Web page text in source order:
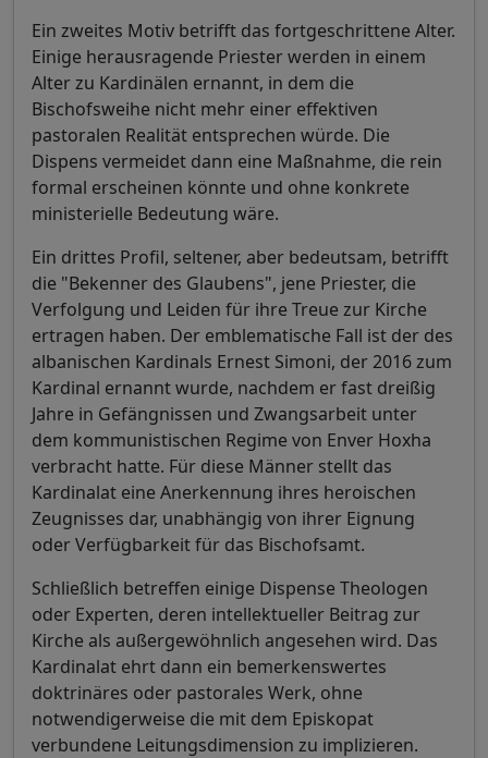
Ein zweites Motiv betrifft das fortgeschrittene Alter.
Einige herausragende Priester werden in einem
Alter zu Kardinälen ernannt, in dem die
Bischofsweihe nicht mehr einer effektiven
pastoralen Realität entsprechen würde. Die
Dispens vermeidet dann eine Maßnahme, die rein
formal erscheinen könnte und ohne konkrete
ministerielle Bedeutung wäre.
Ein drittes Profil, seltener, aber bedeutsam, betrifft
die "Bekenner des Glaubens", jene Priester, die
Verfolgung und Leiden für ihre Treue zur Kirche
ertragen haben. Der emblematische Fall ist der des
albanischen Kardinals Ernest Simoni, der 2016 zum
Kardinal ernannt wurde, nachdem er fast dreißig
Jahre in Gefängnissen und Zwangsarbeit unter
dem kommunistischen Regime von Enver Hoxha
verbracht hatte. Für diese Männer stellt das
Kardinalat eine Anerkennung ihres heroischen
Zeugnisses dar, unabhängig von ihrer Eignung
oder Verfügbarkeit für das Bischofsamt.
Schließlich betreffen einige Dispense Theologen
oder Experten, deren intellektueller Beitrag zur
Kirche als außergewöhnlich angesehen wird. Das
Kardinalat ehrt dann ein bemerkenswertes
doktrinäres oder pastorales Werk, ohne
notwendigerweise die mit dem Episkopat
verbundene Leitungsdimension zu implizieren.